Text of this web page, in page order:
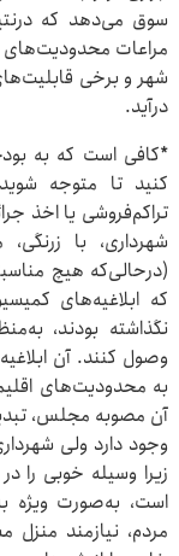
سوق می‌دهد که
مراعات
شهر و برخی
درآید.
*کافی است که به
کنید تا متوجه
تراکم‌فروشی یا اخذ
(درحالی‌که هیچ
نگذاشته بودند،
وصول کنند. آن
به محدودیت‌های
آن مصوبه مجلس،
وجود دارد ولی
زیرا وسیله خوبی را
است، به‌صورت ویژه
مردم، نیازمند